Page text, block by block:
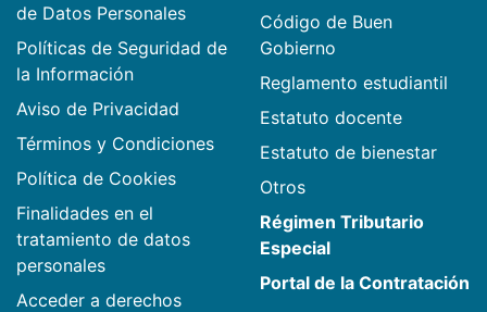
de Datos Personales
Políticas de Seguridad de
la Información
Aviso de Privacidad
Términos y Condiciones
Política de Cookies
Finalidades en el
tratamiento de datos
personales
Acceder a derechos
Código de Buen
Gobierno
Reglamento estudiantil
Estatuto docente
Estatuto de bienestar
Otros
Régimen Tributario
Especial
Portal de la Contratación